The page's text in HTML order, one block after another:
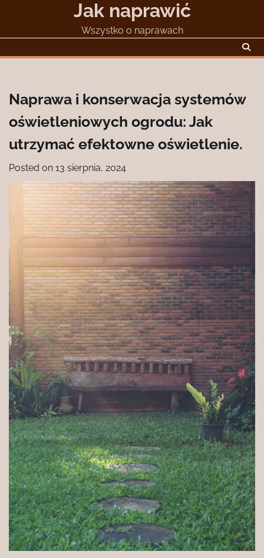
Jak naprawić
Wszystko o naprawach
Naprawa i konserwacja systemów
oświetleniowych ogrodu: Jak
utrzymać efektowne oświetlenie.
Posted on 13 sierpnia, 2024